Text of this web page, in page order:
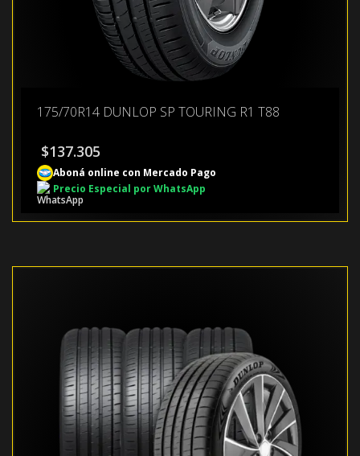
175/70R14 DUNLOP SP TOURING R1 T88
$137.305
Aboná online con Mercado Pago
Precio Especial por WhatsApp